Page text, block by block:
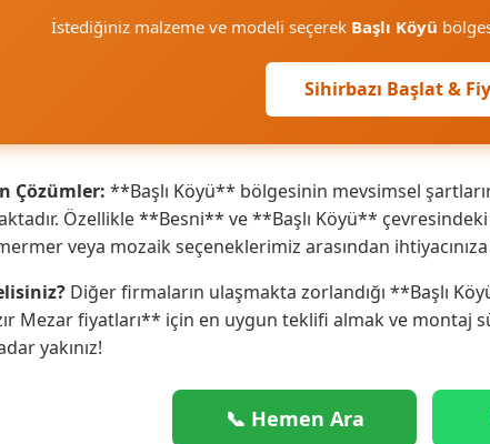
İstediğiniz malzeme ve modeli seçerek Başlı Köyü
Sihirbazı Başlat &
Çözümler: **Başlı Köyü** bölgesinin mevsimsel
Özellikle **Besni** ve **Başlı Köyü**
veya mozaik seçeneklerimiz arasından
Diğer firmaların ulaşmakta zorlandığı **Başlı
Mezar fiyatları** için en uygun teklifi almak ve montaj
yakınız!
📞 Hemen Ara